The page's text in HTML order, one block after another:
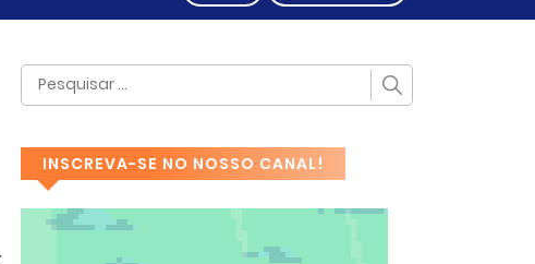
INSCREVA-SE NO NOSSO CANAL!